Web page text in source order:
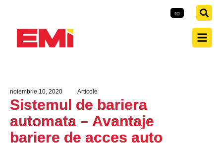
ro
noiembrie 10, 2020 Articole
Sistemul de bariera
automata – Avantaje
bariere de acces auto